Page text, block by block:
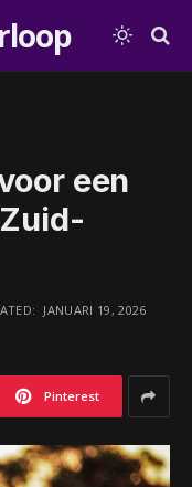
een
JANUARI 19, 2026
Pinterest